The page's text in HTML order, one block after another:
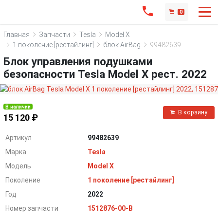
0
Главная Запчасти Tesla
Model X
1 поколение [рестайлинг]
блок AirBag 99482639
Блок управления подушками
безопасности Tesla Model X рест. 2022
В наличии
15 120 ₽
В корзину
Артикул
99482639
Марка
Tesla
Модель
Model X
Поколение
1 поколение [рестайлинг]
Год
2022
Номер запчасти
1512876-00-B